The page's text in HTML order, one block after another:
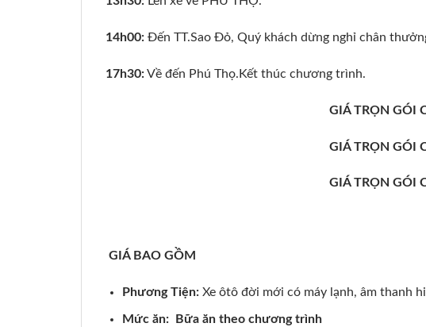
14h00: Đến TT.Sao Đỏ, Quý khách dừng nghỉ chân
17h30:Về đến Phú Thọ.Kết thúc chương trình.
GIÁ TRỌN GÓI
GIÁ TRỌN GÓI
GIÁ TRỌN GÓI
GIÁ BAO GỒM
Phương Tiện:Xe ôtô đời mới có máy lạnh, âm thanh
Mức ăn: Bữa ăn theo chương trình